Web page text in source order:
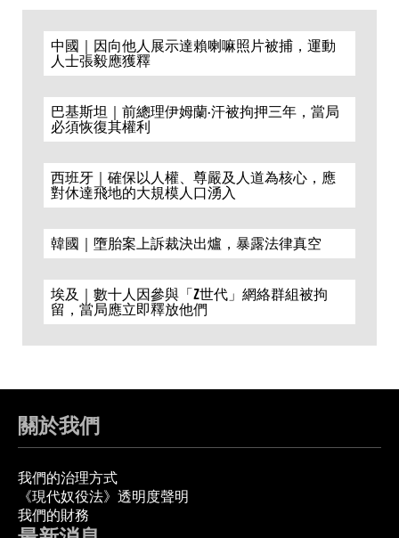
中國｜因向他人展示達賴喇嘛照片被捕，運動
人士張毅應獲釋
巴基斯坦｜前總理伊姆蘭·汗被拘押三年，當局
必須恢復其權利
西班牙｜確保以人權、尊嚴及人道為核心，應
對休達飛地的大規模人口湧入
韓國｜墮胎案上訴裁決出爐，暴露法律真空
埃及｜數十人因參與「Z世代」網絡群組被拘
留，當局應立即釋放他們
關於我們
我們的治理方式
《現代奴役法》透明度聲明
我們的財務